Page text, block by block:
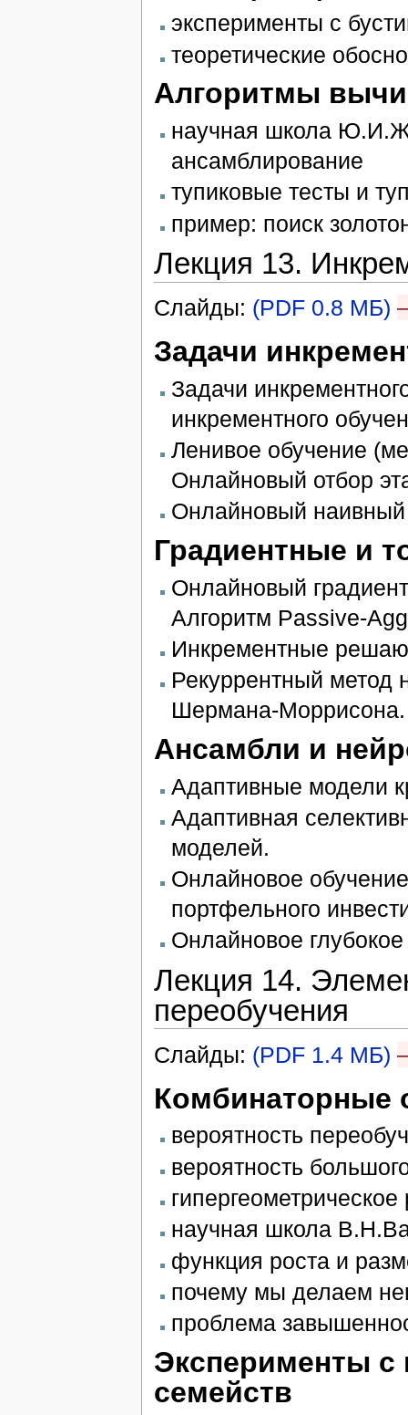
эксперименты с
теоретические
Алгоритмы
научная школа
ансамблирование
тупиковые тесты и
пример: поиск
Лекция 13.
Слайды: (PDF 0.8 МБ)
Задачи
Задачи
инкрементного
Ленивое обучение
Онлайновый отбор
Онлайновый наивный
Градиентные и
Онлайновый
Алгоритм Passive-
Инкрементные
Рекуррентный метод
Шермана-Моррисона.
Ансамбли и
Адаптивные модели
Адаптивная
моделей.
Онлайновое
портфельного
Онлайновое
Лекция 14.
переобучения
Слайды: (PDF 1.4 МБ)
Комбинаторные
вероятность
вероятность
научная школа
функция роста и
почему мы делаем
проблема
Эксперименты с
семейств